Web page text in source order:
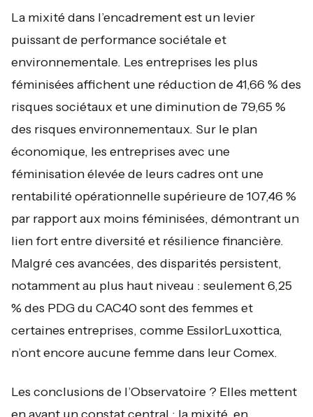
La mixité dans l’encadrement est un levier
puissant de performance sociétale et
environnementale. Les entreprises les plus
féminisées affichent une réduction de 41,66 % des
risques sociétaux et une diminution de 79,65 %
des risques environnementaux. Sur le plan
économique, les entreprises avec une
féminisation élevée de leurs cadres ont une
rentabilité opérationnelle supérieure de 107,46 %
par rapport aux moins féminisées, démontrant un
lien fort entre diversité et résilience financière.
Malgré ces avancées, des disparités persistent,
notamment au plus haut niveau : seulement 6,25
% des PDG du CAC40 sont des femmes et
certaines entreprises, comme EssilorLuxottica,
n’ont encore aucune femme dans leur Comex.
Les conclusions de l’Observatoire ? Elles mettent